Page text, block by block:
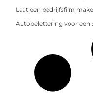
Laat een bedrijfsfilm
Autobelettering voor een